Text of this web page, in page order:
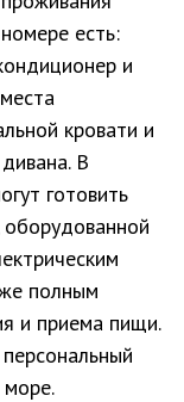
есть:
и
кровати и
В
готовить
полным
и приема пищи.